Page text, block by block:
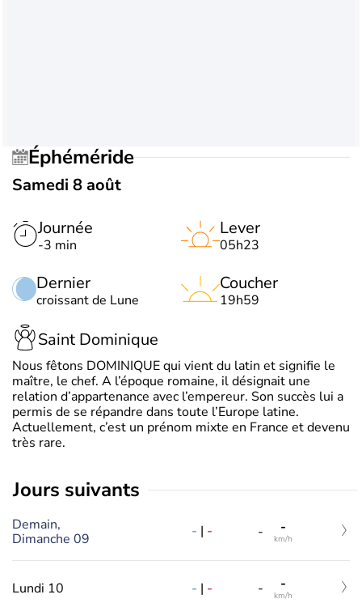
Éphéméride
Samedi 8 août
Journée
-3 min
Dernier
croissant de Lune
Lever
05h23
Coucher
19h59
Saint Dominique
Nous fêtons DOMINIQUE qui vient du latin et signifie le
maître, le chef. A l’époque romaine, il désignait une
relation d’appartenance avec l’empereur. Son succès lui a
permis de se répandre dans toute l’Europe latine.
Actuellement, c’est un prénom mixte en France et devenu
très rare.
jours suivants
Demain,
Dimanche 09
- | - - -
km/h
Lundi 10 - | - - -
km/h